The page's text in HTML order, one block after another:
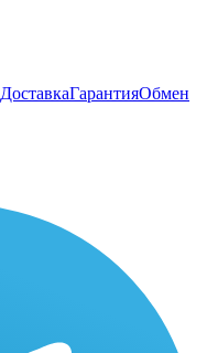
ДоставкаГарантияОбмен